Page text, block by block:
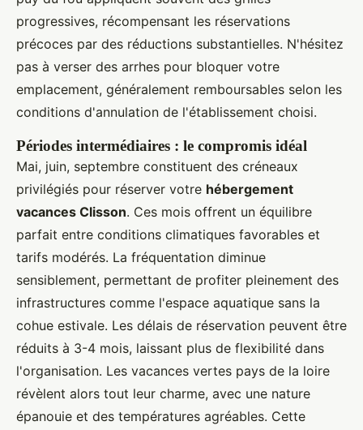
progressives, récompensant les réservations
précoces par des réductions substantielles. N'hésitez
pas à verser des arrhes pour bloquer votre
emplacement, généralement remboursables selon les
conditions d'annulation de l'établissement choisi.
Périodes intermédiaires : le compromis idéal
Mai, juin, septembre constituent des créneaux
privilégiés pour réserver votre hébergement
vacances Clisson. Ces mois offrent un équilibre
parfait entre conditions climatiques favorables et
tarifs modérés. La fréquentation diminue
sensiblement, permettant de profiter pleinement des
infrastructures comme l'espace aquatique sans la
cohue estivale. Les délais de réservation peuvent être
réduits à 3-4 mois, laissant plus de flexibilité dans
l'organisation. Les vacances vertes pays de la loire
révèlent alors tout leur charme, avec une nature
épanouie et des températures agréables. Cette